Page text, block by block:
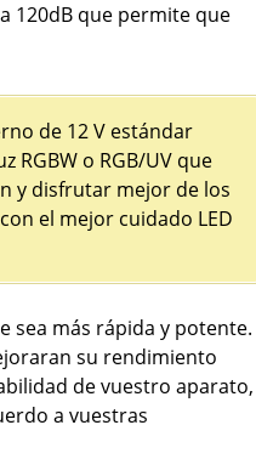
120dB que permite que
de 12 V estándar
o RGB/UV que
y disfrutar mejor de los
el mejor cuidado LED
sea más rápida y potente.
su rendimiento
de vuestro aparato,
a vuestras